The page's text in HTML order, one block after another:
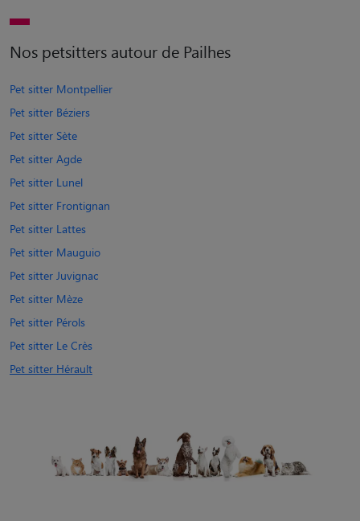
Nos petsitters autour de Pailhes
Pet sitter Montpellier
Pet sitter Béziers
Pet sitter Sète
Pet sitter Agde
Pet sitter Lunel
Pet sitter Frontignan
Pet sitter Lattes
Pet sitter Mauguio
Pet sitter Juvignac
Pet sitter Mèze
Pet sitter Pérols
Pet sitter Le Crès
Pet sitter Hérault